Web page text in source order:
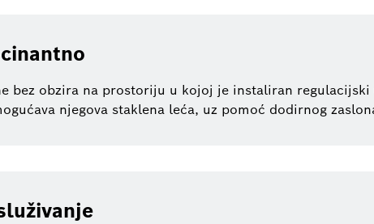
bez obzira na prostoriju u kojoj je instaliran
njegova staklena leća, uz pomoć dodirnog